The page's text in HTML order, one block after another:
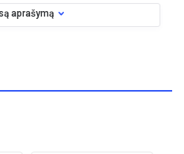
kokybės vandenį, atitinkantį
(furgonuose, valtyse
aprašymą